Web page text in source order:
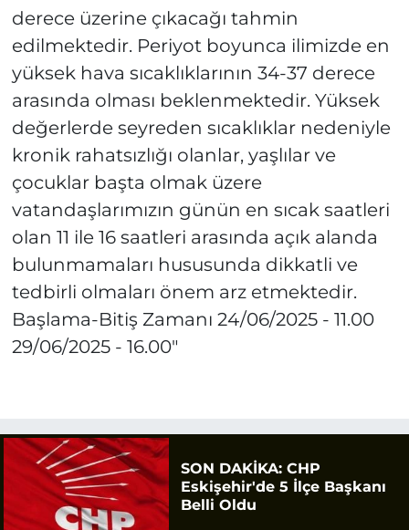
derece üzerine çıkacağı tahmin
edilmektedir. Periyot boyunca ilimizde en
yüksek hava sıcaklıklarının 34-37 derece
arasında olması beklenmektedir. Yüksek
değerlerde seyreden sıcaklıklar nedeniyle
kronik rahatsızlığı olanlar, yaşlılar ve
çocuklar başta olmak üzere
vatandaşlarımızın günün en sıcak saatleri
olan 11 ile 16 saatleri arasında açık alanda
bulunmamaları hususunda dikkatli ve
tedbirli olmaları önem arz etmektedir.
Başlama-Bitiş Zamanı 24/06/2025 - 11.00
29/06/2025 - 16.00"
SON DAKİKA: CHP
Eskişehir'de 5 İlçe Başkanı
Belli Oldu